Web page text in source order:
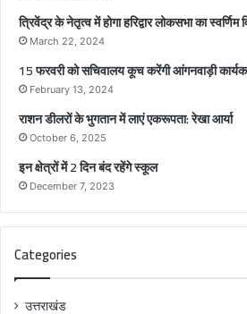
म
त्रिवेंद्र के नेतृत्व में होगा हरिद्वार लोकसभा का
March 22, 2024
15 फरवरी को सचिवालय कूच करेंगी आंगनवाड़ी
February 13, 2024
राशन डीलरों के भुगतान में लाएं एकरूपता: रेखा आर्या
October 6, 2025
इन क्षेत्रों में 2 दिन बंद रहेंगे स्कूल
December 7, 2023
Categories
उत्तराखंड